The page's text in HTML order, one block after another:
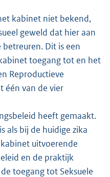
kabinet niet bekend,
geweld dat hier aan
Dit is een
toegang tot en het
Reproductieve
één van de vier
heeft gemaakt.
als bij de huidige zika
uitvoerende
en de praktijk
toegang tot Seksuele